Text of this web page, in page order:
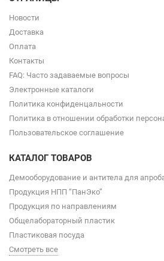
Новости
Доставка
Оплата
Контакты
FAQ: Часто задаваемые вопросы
Электронные каталоги
Политика конфиденцальности
Политика в отношении обработки
Пользовательское соглашение
КАТАЛОГ ТОВАРОВ
Демооборудование и антитела для
Продукция НПП “ПанЭко”
Продукция по направлениям
Общелабораторный пластик
Пластиковая посуда
Смотреть все